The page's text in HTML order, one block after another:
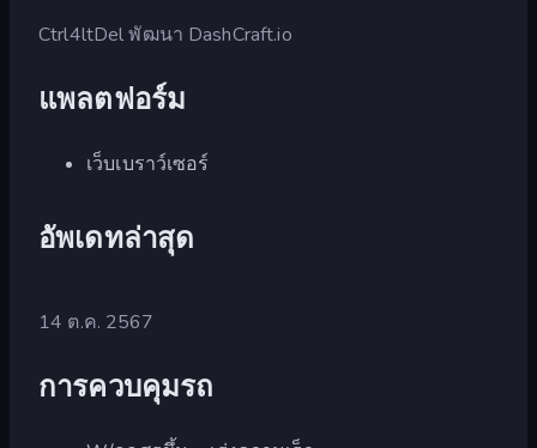
Ctrl4ltDel พัฒนา DashCraft.io
แพลตฟอร์ม
เว็บเบราว์เซอร์
อัพเดทล่าสุด
14 ต.ค. 2567
การควบคุมรถ